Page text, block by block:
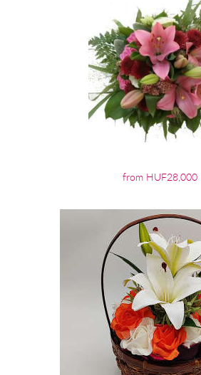
from HUF28,000